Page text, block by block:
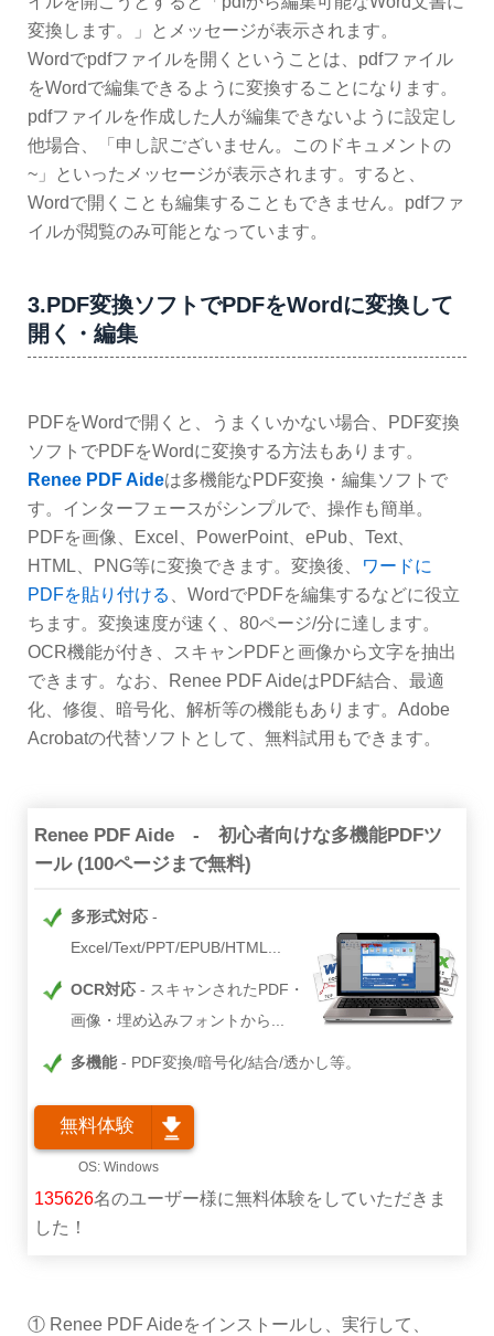
変換します。」とメッセージが表示されます。
Wordでpdfファイルを開くということは、pdfファイル
をWordで編集できるように変換することになります。
pdfファイルを作成した人が編集できないように設定し
他場合、「申し訳ございません。このドキュメントの
~」といったメッセージが表示されます。すると、
Wordで開くことも編集することもできません。pdfファ
イルが閲覧のみ可能となっています。
3.PDF変換ソフトでPDFをWordに変換して
開く・編集
PDFをWordで開くと、うまくいかない場合、PDF変換
ソフトでPDFをWordに変換する方法もあります。
Renee PDF Aideは多機能なPDF変換・編集ソフトで
す。インターフェースがシンプルで、操作も簡単。
PDFを画像、Excel、PowerPoint、ePub、Text、
HTML、PNG等に変換できます。変換後、
ワードに
PDFを貼り付ける
、WordでPDFを編集するなどに役立
ちます。変換速度が速く、80ページ/分に達します。
OCR機能が付き、スキャンPDFと画像から文字を抽出
できます。なお、Renee PDF AideはPDF結合、最適
化、修復、暗号化、解析等の機能もあります。Adobe
Acrobatの代替ソフトとして、無料試用もできます。
Renee PDF Aide - 初心者向けな多機能PDFツ
ール (100ページまで無料)
多形式対応
Excel/Text/PPT/EPUB/HTML...
OCR対応
スキャンされたPDF・
画像・埋め込みフォントから...
多機能 PDF変換/暗号化/結合/透かし等。
無料体験
135626名のユーザー様に無料体験をしていただきま
した！
① Renee PDF Aideをインストールし、実行して、